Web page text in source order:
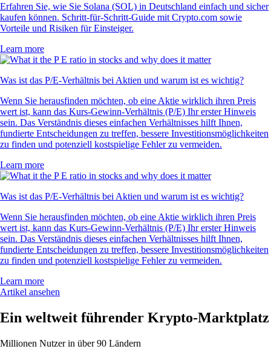
Erfahren Sie, wie Sie Solana (SOL) in Deutschland einfach und sicher
kaufen können. Schritt-für-Schritt-Guide mit Crypto.com sowie
Vorteile und Risiken für Einsteiger.
Learn more
Was ist das P/E-Verhältnis bei Aktien und warum ist es wichtig?
Wenn Sie herausfinden möchten, ob eine Aktie wirklich ihren Preis
wert ist, kann das Kurs-Gewinn-Verhältnis (P/E) Ihr erster Hinweis
sein. Das Verständnis dieses einfachen Verhältnisses hilft Ihnen,
fundierte Entscheidungen zu treffen, bessere Investitionsmöglichkeiten
zu finden und potenziell kostspielige Fehler zu vermeiden.
Learn more
Was ist das P/E-Verhältnis bei Aktien und warum ist es wichtig?
Wenn Sie herausfinden möchten, ob eine Aktie wirklich ihren Preis
wert ist, kann das Kurs-Gewinn-Verhältnis (P/E) Ihr erster Hinweis
sein. Das Verständnis dieses einfachen Verhältnisses hilft Ihnen,
fundierte Entscheidungen zu treffen, bessere Investitionsmöglichkeiten
zu finden und potenziell kostspielige Fehler zu vermeiden.
Learn more
Artikel ansehen
Ein weltweit führender Krypto-Marktplatz
Millionen Nutzer in über 90 Ländern